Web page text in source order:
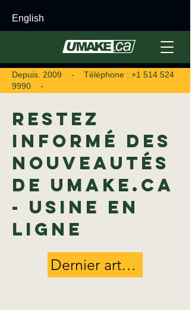
English
Depuis. 2009 - Téléphone : +1 514 524
9990 -
Restez
informé des
nouveautés
de uMake.ca
- Usine en
ligne
Dernier article